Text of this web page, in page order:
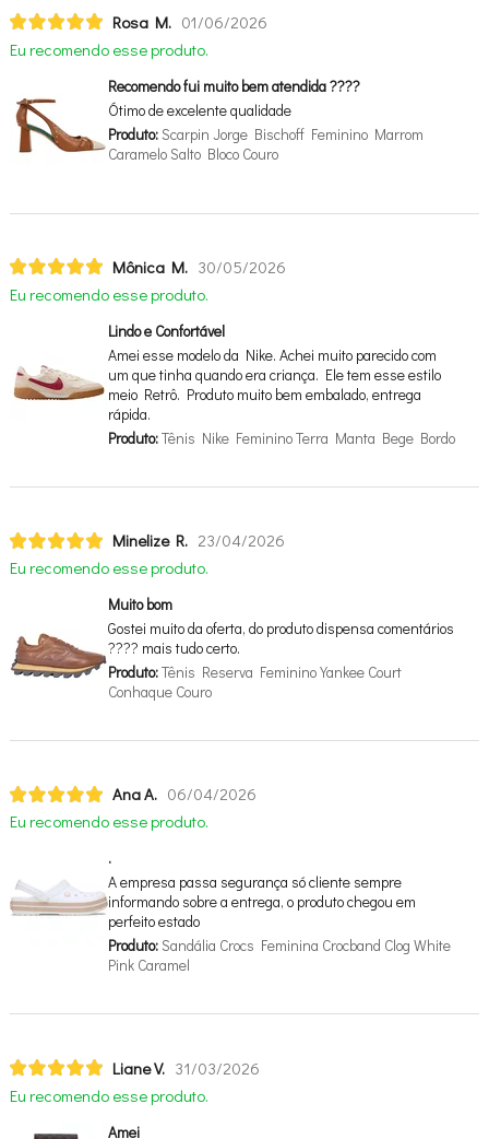
Rosa M. 01/06/2026
Eu recomendo esse produto.
Recomendo fui muito bem atendida ????
Ótimo de excelente qualidade
Produto:Scarpin Jorge Bischoff Feminino Marrom
Caramelo Salto Bloco Couro
Mônica M. 30/05/2026
Eu recomendo esse produto.
Lindo e Confortável
Amei esse modelo da Nike. Achei muito parecido com
um que tinha quando era criança. Ele tem esse estilo
meio Retrô. Produto muito bem embalado, entrega
rápida.
Produto:Tênis Nike Feminino Terra Manta Bege Bordo
Minelize R. 23/04/2026
Eu recomendo esse produto.
Muito bom
Gostei muito da oferta, do produto dispensa comentários
???? mais tudo certo.
Produto:Tênis Reserva Feminino Yankee Court
Conhaque Couro
Ana A. 06/04/2026
Eu recomendo esse produto.
.
A empresa passa segurança só cliente sempre
informando sobre a entrega, o produto chegou em
perfeito estado
Produto:Sandália Crocs Feminina Crocband Clog White
Pink Caramel
Liane V. 31/03/2026
Eu recomendo esse produto.
Amei